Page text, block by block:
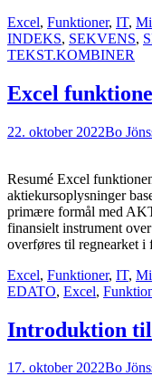
Excel, Funktioner, IT,
INDEKS, SEKVENS,
TEKST.KOMBINER
Excel
22. oktober 2022Bo
Resumé Excel
aktiekursoplysninger
primære formål med
finansielt instrument
overføres til regnearket
Excel, Funktioner, IT,
EDATO, Excel,
Introduktion
17. oktober 2022Bo